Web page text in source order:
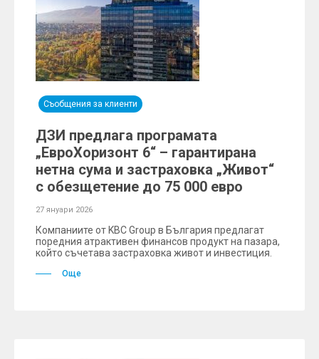
Съобщения за клиенти
ДЗИ предлага програмата
„EвроХоризонт 6“ – гарантирана
нетна сума и застраховка „Живот“
с обезщетение до 75 000 евро
27 януари 2026
Компаниите от KBC Group в България предлагат
поредния атрактивен финансов продукт на пазара,
който съчетава застраховка живот и инвестиция.
Още